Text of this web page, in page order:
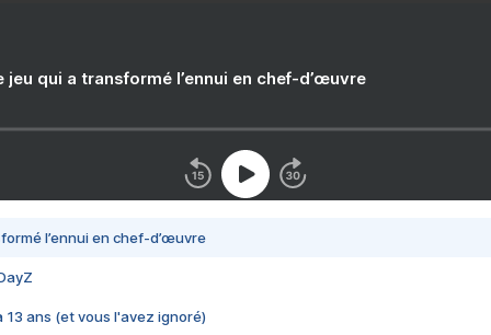
jeu qui a transformé l’ennui en chef-d’œuvre
l’ennui en chef-d’œuvre
13 ans (et vous l'avez ignoré)